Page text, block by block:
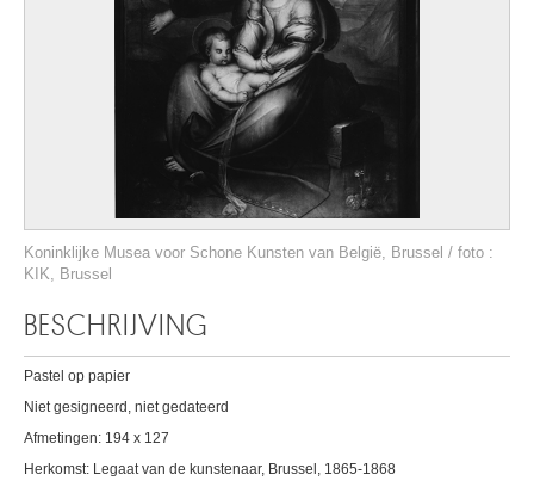
Koninklijke Musea voor Schone Kunsten van België, Brussel / foto :
KIK, Brussel
BESCHRIJVING
Pastel op papier
Niet gesigneerd, niet gedateerd
Afmetingen: 194 x 127
Herkomst: Legaat van de kunstenaar, Brussel, 1865-1868